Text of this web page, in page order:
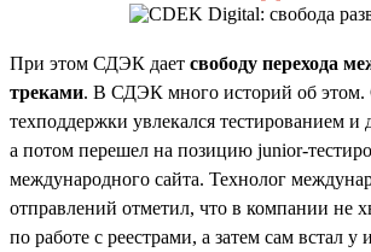
При этом СДЭК дает свободу перехода
треками. В СДЭК много историй об этом.
техподдержки увлекался тестированием и
а потом перешел на позицию junior-
международного сайта. Технолог
отправлений отметил, что в компании не
по работе с реестрами, а затем сам встал у